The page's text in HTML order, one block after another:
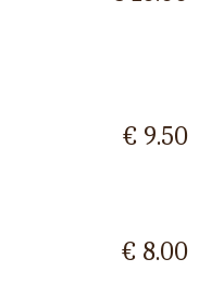
€ 9.50
€ 8.00